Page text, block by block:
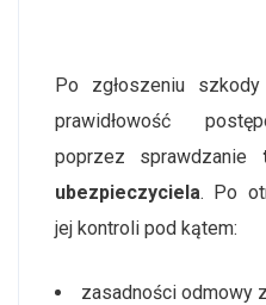
Po zgłoszeniu szkody
prawidłowość
poprzez sprawdzanie
ubezpieczyciela. Po
jej kontroli pod kątem:
zasadności odmowy